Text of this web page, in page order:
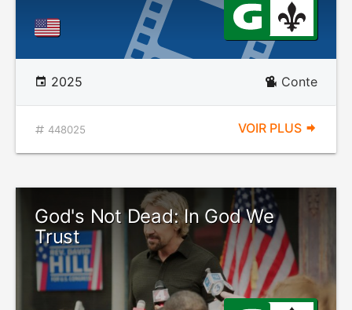
2025 Conte
448025 VOIR PLUS
God's Not Dead: In God We
Trust